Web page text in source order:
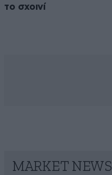
το σχοινί
MARKET NEWS